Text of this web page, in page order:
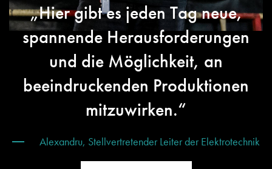
„Hier gibt es jeden Tag neue,
spannende Herausforderungen
und die Möglichkeit, an
beeindruckenden Produktionen
mitzuwirken.“
Alexandru, Stellvertretender Leiter der Elektrotechnik